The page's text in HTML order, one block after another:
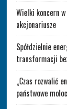
Wielki koncern
akcjonariusze
Spółdzielnie
transformacji
„Czas rozwalić
państwowe